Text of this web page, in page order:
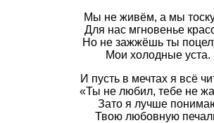
Мы не живём, а мы
Для нас мгновенье
Но не зажжёшь ты
Мои холодные уста.
И пусть в мечтах я всё
«Ты не любил, тебе не
Зато я лучше
Твою любовную